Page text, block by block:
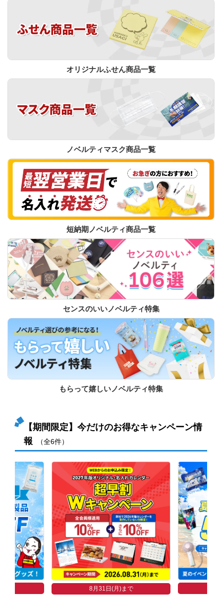
オリジナルふせん商品一覧
ノベルティマスク商品一覧
短納期ノベルティ商品一覧
センスのいいノベルティ特集
もらって嬉しいノベルティ特集
【期間限定】今だけのお得なキャンペーン情
報
（全6件）
8月31日(月)まで